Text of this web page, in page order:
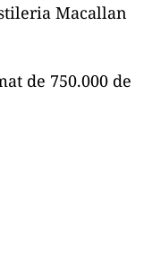
Macallan
de 750.000 de